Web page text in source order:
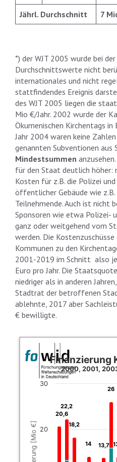
Jährl. Durchschnitt 7
*) der WJT 2005 wurde bei
Durchschnittswerte nicht
internationales und nicht
stattfindendes Ereignis
des WJT 2005 liegen die
Mio €/Jahr. 2002 wurde der
Ökumenischen Kirchentags in
Jahr 2004 waren keine
genannten Subventionen
Mindestsummen
für den Staat deutlich höher:
Kosten für z.B. die Polizei
öffentlicher Gebäude wie z.B.
Teilnehmende. Auch ist nicht
Sponsoren wie etwa Polizei-
ganz oder weitgehend vom
werden. Die
Kommunen zu den
2001-2019 im Schnitt also je
Euro pro Jahr. Die
niedriger als in anderen
Stadtrat der betroffenen
ablehnte, 2017 aber
€ bewilligte.
Finanzierung
Combination chart with 3
The chart has 1 X axis
The chart has 1 Y axis
Finanzierung
2000, 2001,
20,6
20,6
22,2
22,2
18,2
18,2
14
14 13,7
13,7
26
26
20
30